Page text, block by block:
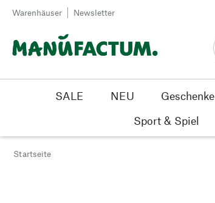
Zum Inhalt springen
Warenhäuser Newsletter
SALE NEU Geschenke
Sport & Spiel
Startseite